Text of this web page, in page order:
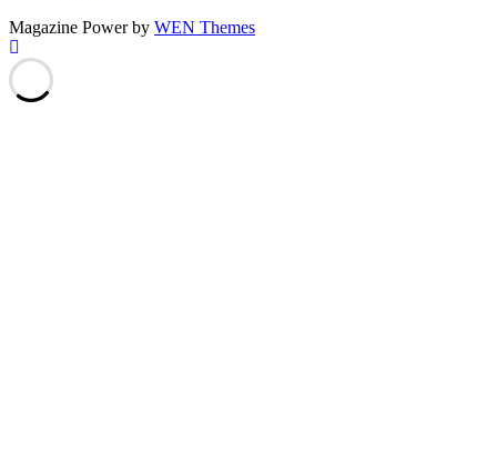
Magazine Power by WEN Themes